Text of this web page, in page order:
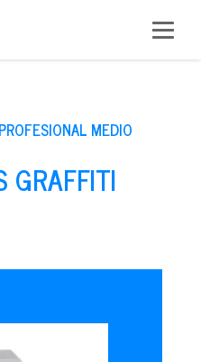
MEDIO
GRAFFITI